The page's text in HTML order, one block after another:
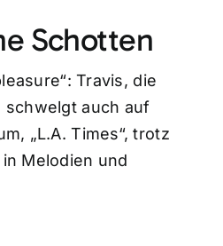
Schotten
Travis, die
schwelgt auch auf
„L.A. Times“, trotz
Melodien und